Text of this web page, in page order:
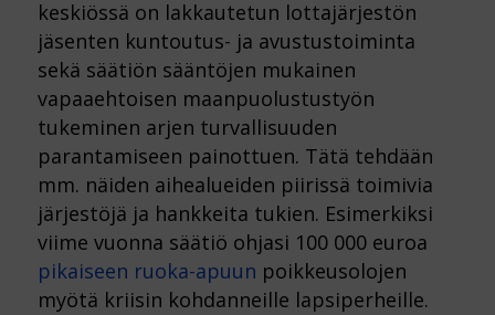
keskiössä on lakkautetun lottajärjestön
jäsenten kuntoutus- ja avustustoiminta
sekä säätiön sääntöjen mukainen
vapaaehtoisen maanpuolustustyön
tukeminen arjen turvallisuuden
parantamiseen painottuen. Tätä tehdään
mm. näiden aihealueiden piirissä toimivia
järjestöjä ja hankkeita tukien. Esimerkiksi
viime vuonna säätiö ohjasi 100 000 euroa
pikaiseen ruoka-apuun poikkeusolojen
myötä kriisin kohdanneille lapsiperheille.